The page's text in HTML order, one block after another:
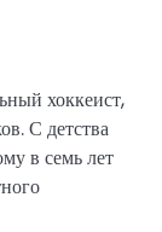
хоккеист,
С детства
в семь лет